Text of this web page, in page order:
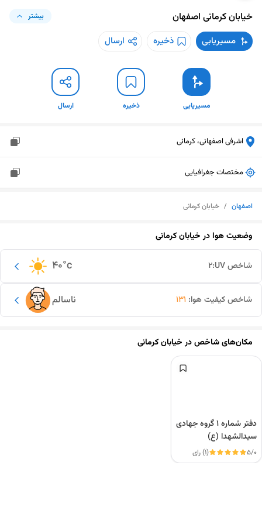
خیابان کرمانی اصفهان بیشتر
مسیریابی ذخیره ارسال
مسیریابی ذخیره ارسال
اشرفی اصفهانی، کرمانی
مختصات جغرافیایی
اصفهان / خیابان کرمانی
وضعیت هوا درخیابان کرمانی
40°c شاخص UV: 2
ناسالم شاخص کیفیت هوا: 131
مکان‌های شاخص درخیابان کرمانی
دفتر شماره ۱ گروه جهادی
سیدالشهدا (ع)
5/0 (1) رای